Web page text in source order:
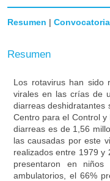
Resumen | Convocatoria
Resumen
Los rotavirus han sido
virales en las crías de
diarreas deshidratantes
Centro para el Control
diarreas es de 1,56
las causadas por este
realizados entre 1979 y
presentaron en
ambulatorios, el 66%